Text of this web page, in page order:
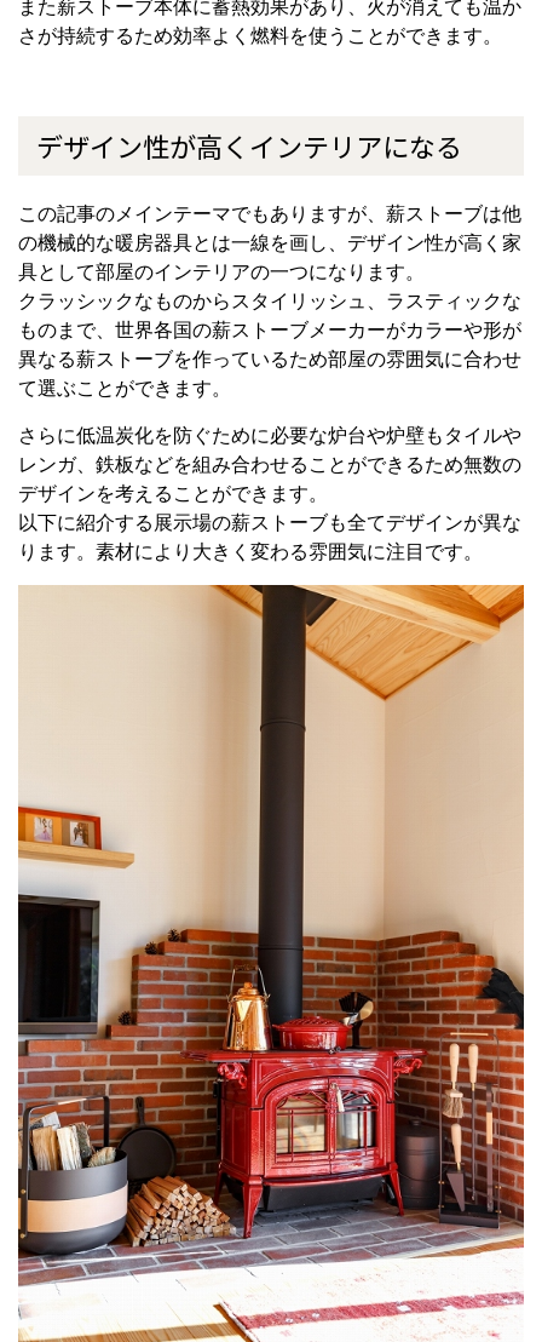
また薪ストーブ本体に蓄熱効果があり、火が消えても温か
さが持続するため効率よく燃料を使うことができます。
デザイン性が高くインテリアになる
この記事のメインテーマでもありますが、薪ストーブは他
の機械的な暖房器具とは一線を画し、デザイン性が高く家
具として部屋のインテリアの一つになります。
クラッシックなものからスタイリッシュ、ラスティックな
ものまで、世界各国の薪ストーブメーカーがカラーや形が
異なる薪ストーブを作っているため部屋の雰囲気に合わせ
て選ぶことができます。
さらに低温炭化を防ぐために必要な炉台や炉壁もタイルや
レンガ、鉄板などを組み合わせることができるため無数の
デザインを考えることができます。
以下に紹介する展示場の薪ストーブも全てデザインが異な
ります。素材により大きく変わる雰囲気に注目です。